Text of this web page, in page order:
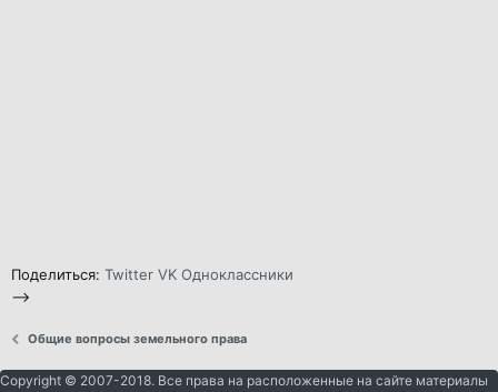
Поделиться: Twitter VK Одноклассники
-->
Общие вопросы земельного права
Copyright © 2007-2018. Все права на расположенные на сайте материалы